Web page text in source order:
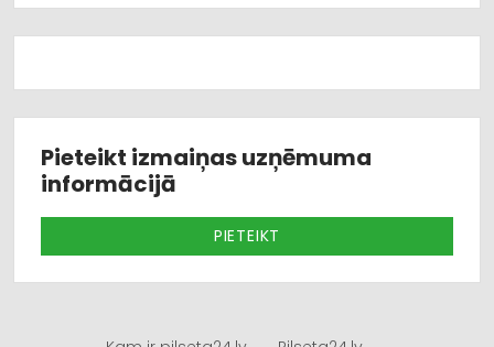
Pieteikt izmaiņas uzņēmuma
informācijā
PIETEIKT